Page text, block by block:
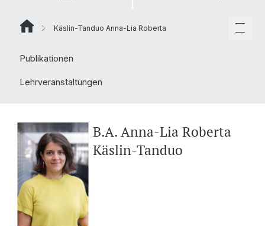
Käslin-Tanduo Anna-Lia Roberta
Publikationen
Lehrveranstaltungen
B.A. Anna-Lia Roberta
Käslin-Tanduo